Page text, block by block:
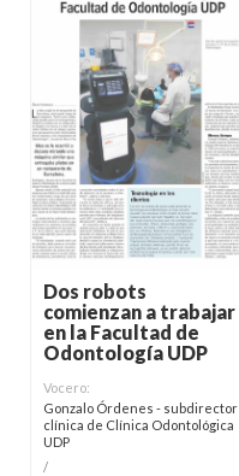
Dos robots
comienzan a trabajar
en la Facultad de
Odontología UDP
Vocero:
Gonzalo Órdenes - subdirector
clínica de Clínica Odontológica
UDP
/